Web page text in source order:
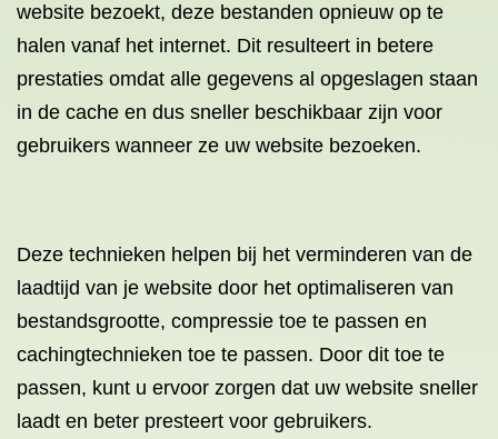
website bezoekt, deze bestanden opnieuw op te
halen vanaf het internet. Dit resulteert in betere
prestaties omdat alle gegevens al opgeslagen staan
​​in de cache en dus sneller beschikbaar zijn voor
gebruikers wanneer ze uw website bezoeken.
Deze technieken helpen bij het verminderen van de
laadtijd van je website door het optimaliseren van
bestandsgrootte, compressie toe te passen en
cachingtechnieken toe te passen. Door dit toe te
passen, kunt u ervoor zorgen dat uw website sneller
laadt en beter presteert voor gebruikers.